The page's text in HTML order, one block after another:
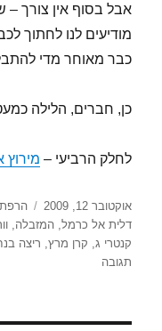
אבל בסוף אין צורך –
מודיעים לנו לחתוך
כבר מאוחר מדי
כן, חברים, הלילה
לחלק הרביעי – מירוץ
פורסם
בתאריך
אוקטובר 12, 2009
דלית אל כרמל ,המזבלה ,
קנטרי ג קרן מרץ ריצה
תגובה